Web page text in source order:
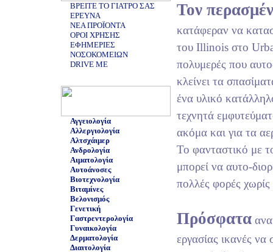
ΒΡΕΙΤΕ ΤΟ ΓΙΑΤΡΟ ΣΑΣ
ΕΡΕΥΝΑ
ΝΕΑ ΠΡΟΪΟΝΤΑ
ΟΡΟΙ ΧΡΗΣΗΣ
ΕΦΗΜΕΡΙΕΣ
ΝΟΣΟΚΟΜΕΙΩΝ
DRIVE ME
Αγγειολογία
Αλλεργιολογία
Αλτσχάιμερ
Ανδρολογία
Αιματολογία
Αυτοάνοσες
Βιοτεχνολογία
Βιταμίνες
Βελονισμός
Γενετική
Γαστρεντερολογία
Γυναικολογία
Δερματολογία
Διαιτολογία
Τον
κατάφεραν να
του Illinois στο
πολυμερές που
κλείνει τα
ένα υλικό
τεχνητά
ακόμα και για τα
Το φανταστικό με
μπορεί να αυτο-
πολλές φορές
Πρόσφατα
εργασίας ικανές